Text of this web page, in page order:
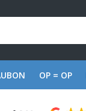
OP = OP